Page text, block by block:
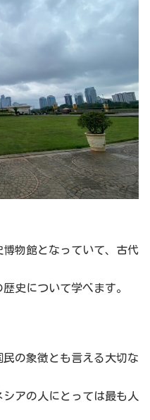
物館となっていて、古代
史について学べます。
の象徴とも言える大切な
アの人にとっては最も人